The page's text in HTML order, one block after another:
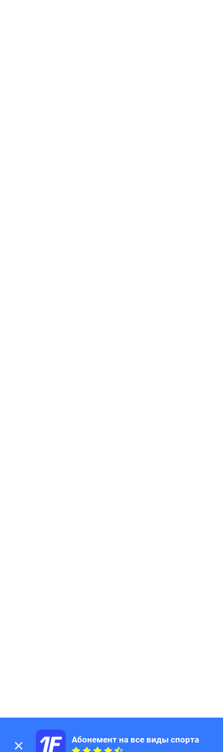
Абонемент на все виды спорта